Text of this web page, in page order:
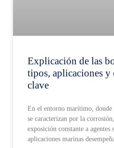
Explicación de las
tipos, aplicaciones y
clave
En el entorno marítimo, donde
se caracterizan por la
exposición constante a agentes
aplicaciones marinas